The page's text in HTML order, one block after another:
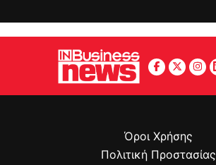
Όροι Χρήσης
Πολιτική Προστασίας